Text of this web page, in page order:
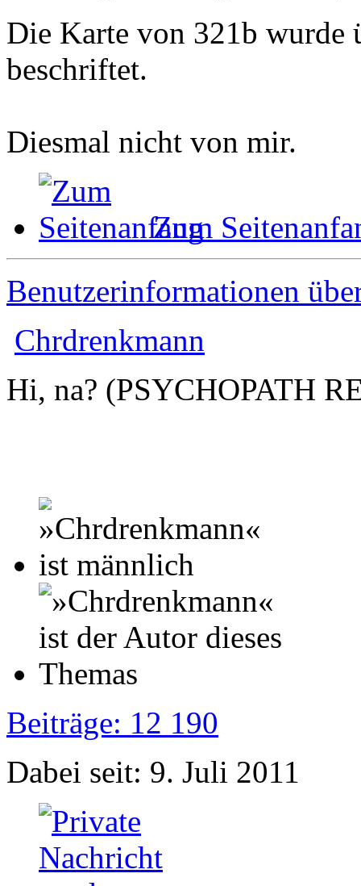
Die Karte von 321b wurde
beschriftet.
Diesmal nicht von mir.
Zum
Benutzerinformationen
Chrdrenkmann
Hi, na? (PSYCHOPATH
Beiträge: 12 190
Dabei seit: 9. Juli 2011